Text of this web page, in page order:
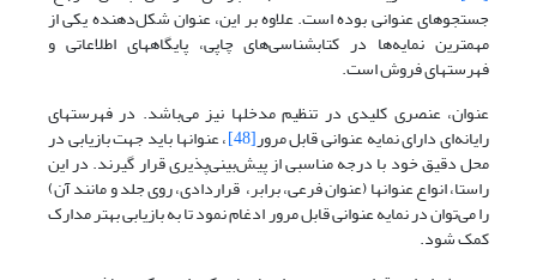
جستجوهای عنوانی بوده است. علاوه بر این، عنوان شکل‌دهنده یکی از
مهمترین نمایه‌ها در کتابشناسی‌های چاپی، پایگاههای اطلاعاتی و
فهرستهای فروش است.
عنوان، عنصری کلیدی در تنظیم مدخلها نیز می‌باشد. در فهرستهای
رایانه‌ای دارای نمایه عنوانی قابل مرور[48] ، عنوانها باید جهت بازیابی در
محل دقیق خود با درجه مناسبی از پیش‌بینی‌پذیری قرار گیرند. در این
راستا، انواع عنوانها (عنوان فرعی، برابر، قراردادی، روی جلد و مانند آن)
را می‌توان در نمایه عنوانی قابل مرور ادغام نمود تا به بازیابی بهتر مدارک
کمک شود.